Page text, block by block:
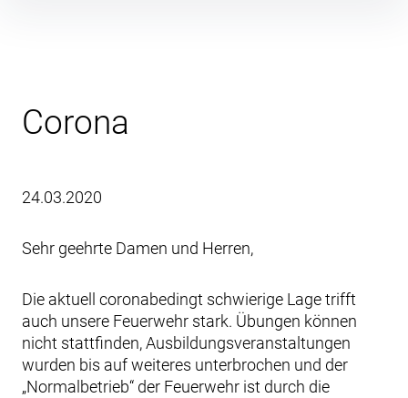
Corona
24.03.2020
Sehr geehrte Damen und Herren,
Die aktuell coronabedingt schwierige Lage trifft
auch unsere Feuerwehr stark. Übungen können
nicht stattfinden, Ausbildungsveranstaltungen
wurden bis auf weiteres unterbrochen und der
„Normalbetrieb“ der Feuerwehr ist durch die